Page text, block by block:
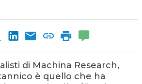
di Machina Research,
è quello che ha